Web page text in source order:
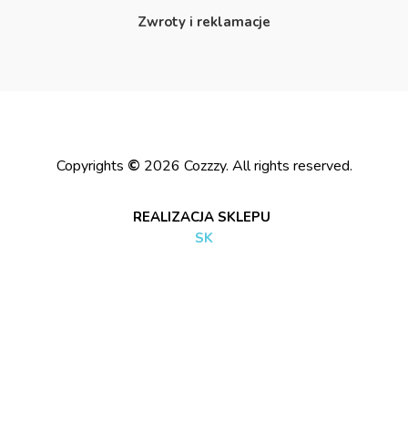
Zwroty i reklamacje
Copyrights © 2026 Cozzzy. All rights reserved.
REALIZACJA SKLEPU
SK